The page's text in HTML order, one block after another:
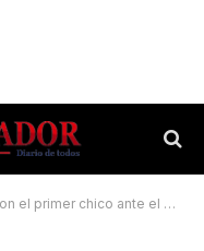
chico ante el club Hércules